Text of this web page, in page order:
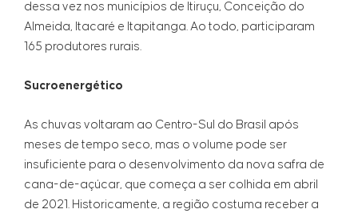
dessa vez nos municípios de Itiruçu, Conceição do
Almeida, Itacaré e Itapitanga. Ao todo, participaram
165 produtores rurais.
Sucroenergético
As chuvas voltaram ao Centro-Sul do Brasil após
meses de tempo seco, mas o volume pode ser
insuficiente para o desenvolvimento da nova safra de
cana-de-açúcar, que começa a ser colhida em abril
de 2021. Historicamente, a região costuma receber a